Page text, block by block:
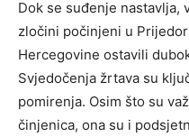
Dok se suđenje nastavlja,
zločini počinjeni u
Hercegovine ostavili
Svjedočenja žrtava su
pomirenja. Osim što su
činjenica, ona su i